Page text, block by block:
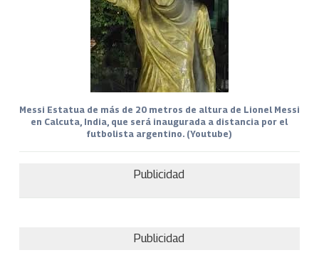
Messi Estatua de más de 20 metros de altura de Lionel Messi
en Calcuta, India, que será inaugurada a distancia por el
futbolista argentino. (Youtube)
Publicidad
Publicidad